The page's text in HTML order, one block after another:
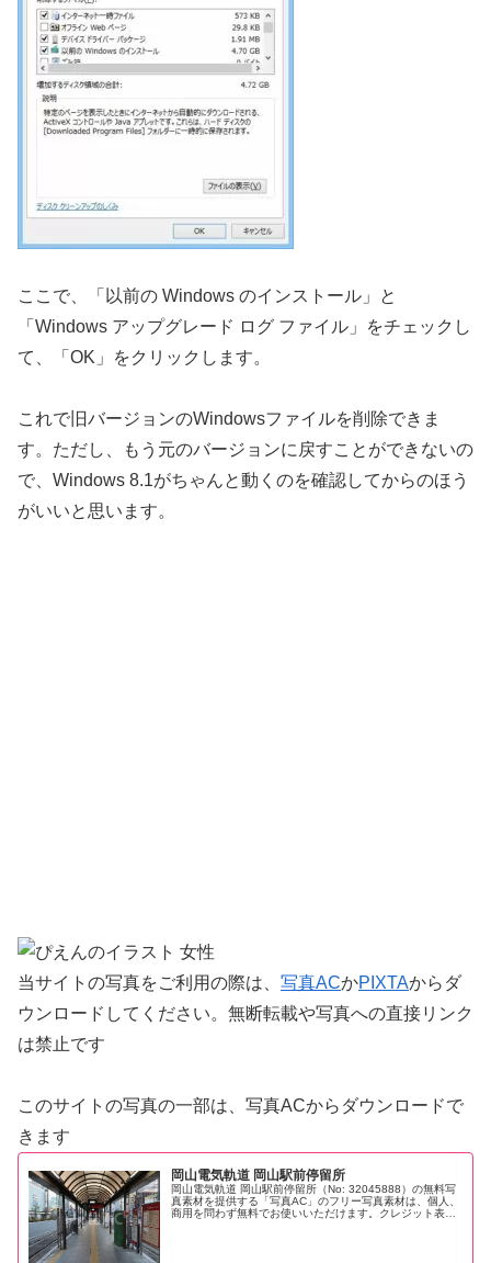
ここで、「以前の Windows のインストール」と
「Windows アップグレード ログ ファイル」をチェックし
て、「OK」をクリックします。
これで旧バージョンのWindowsファイルを削除できま
す。ただし、もう元のバージョンに戻すことができないの
で、Windows 8.1がちゃんと動くのを確認してからのほう
がいいと思います。
当サイトの写真をご利用の際は、 写真ACかPIXTAからダ
ウンロードしてください。無断転載や写真への直接リンク
は禁止です
このサイトの写真の一部は、写真ACからダウンロードで
きます
岡山電気軌道 岡山駅前停留所
岡山電気軌道 岡山駅前停留所（No: 32045888）の無料写
真素材を提供する「写真AC」のフリー写真素材は、個人、
商用を問わず無料でお使いいただけます。クレジット表記